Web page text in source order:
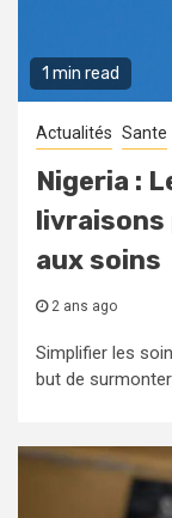
1 min read
Actualités Sante
Nigeria :
livraisons
aux soins
2 ans ago
Simplifier les
but de